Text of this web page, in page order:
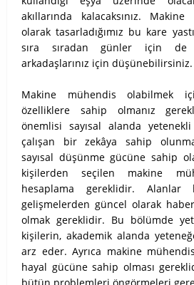
akıllarında kalacaksınız.
olarak tasarladığımız bu kare
sıra sıradan günler için de
arkadaşlarınız için düşünebilirsiniz.
Makine mühendis olabilmek
özelliklere sahip olmanız
önemlisi sayısal alanda
çalışan bir zekâya sahip
sayısal düşünme gücüne sahip
kişilerden seçilen makine
hesaplama gereklidir. Alanlar
gelişmelerden güncel olarak
olmak gereklidir. Bu bölümde
kişilerin, akademik alanda
arz eder. Ayrıca makine
hayal gücüne sahip olması